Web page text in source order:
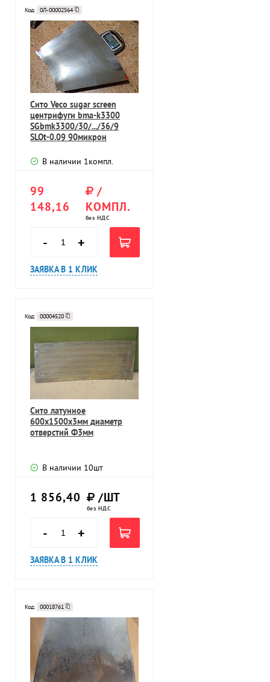
Код: 0Л-00002564
Сито Veco sugar screen
центрифуги bma-k3300
SGbmk3300/30/.../36/9
SLOt-0.09 90микрон
В наличии 1компл.
99
148,16
/
КОМПЛ.
без НДС
- +
ЗАЯВКА В 1 КЛИК
Код: 00004520
Сито латунное
600х1500х3мм диаметр
отверстий Ф3мм
В наличии 10шт
1 856,40 /ШТ
без НДС
- +
ЗАЯВКА В 1 КЛИК
Код: 00018761